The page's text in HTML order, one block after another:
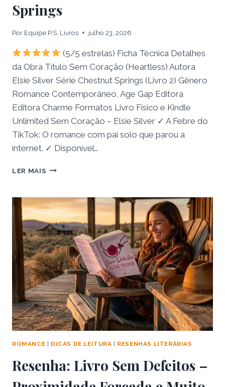
Springs
Por Equipe P.S. Livros julho 23, 2026
(5/5 estrelas) Ficha Técnica Detalhes
da Obra Título Sem Coração (Heartless) Autora
Elsie Silver Série Chestnut Springs (Livro 2) Gênero
Romance Contemporâneo, Age Gap Editora
Editora Charme Formatos Livro Físico e Kindle
Unlimited Sem Coração – Elsie Silver ✓ A Febre do
TikTok: O romance com pai solo que parou a
internet. ✓ Disponível…
LER MAIS RESENHA:
CORAÇÃO
E
A
RENDIÇÃO
DO
COWBOY
MAIS
RABUGENTO
DE
CHESTNUT
SPRINGS
ROMANCE DICAS DE LEITURA RESENHAS LITERÁRIAS
Resenha: Livro Sem Defeitos –